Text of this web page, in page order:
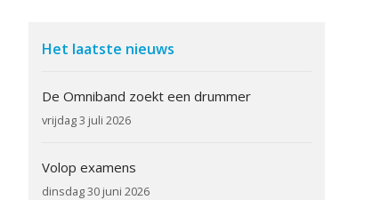
Het laatste nieuws
De Omniband zoekt een drummer
vrijdag 3 juli 2026
Volop examens
dinsdag 30 juni 2026